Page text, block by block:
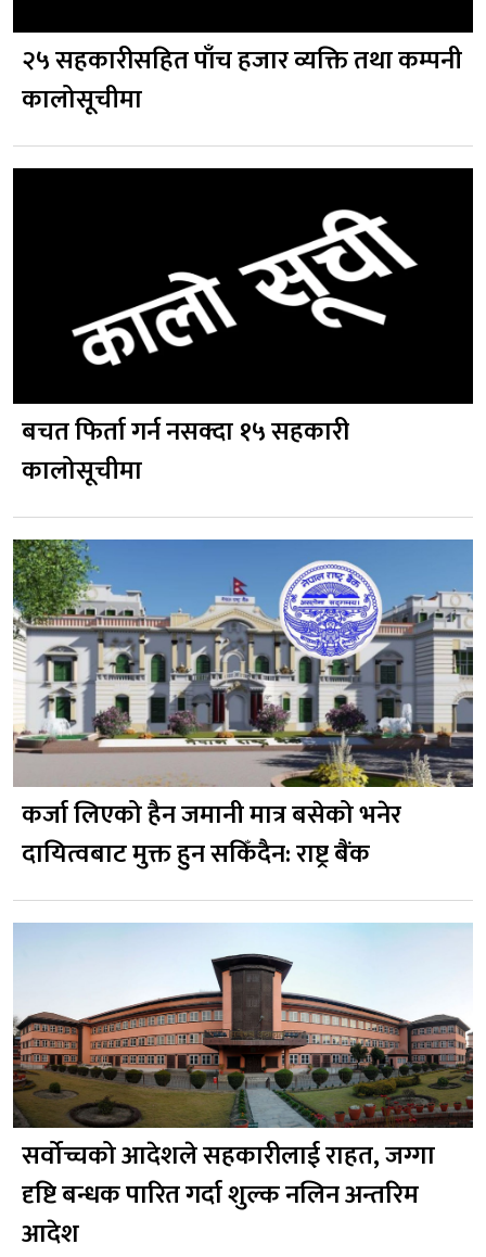
२५ सहकारीसहित पाँच हजार व्यक्ति तथा कम्पनी
कालोसूचीमा
बचत फिर्ता गर्न नसक्दा १५ सहकारी
कालोसूचीमा
कर्जा लिएको हैन जमानी मात्र बसेको भनेर
दायित्वबाट मुक्त हुन सकिँदैन: राष्ट्र बैंक
सर्वोच्चको आदेशले सहकारीलाई राहत, जग्गा
दृष्टि बन्धक पारित गर्दा शुल्क नलिन अन्तरिम
आदेश